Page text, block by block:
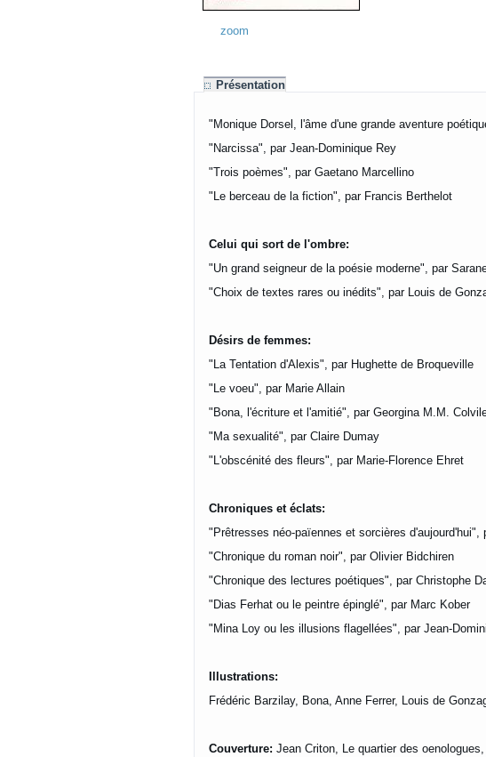
zoom
Présentation
"Monique Dorsel, l'âme d'une grande aventure
"Narcissa", par Jean-Dominique Rey
"Trois poèmes", par Gaetano Marcellino
"Le berceau de la fiction", par Francis Berthelot
Celui qui sort de l'ombre:
"Un grand seigneur de la poésie moderne", par
"Choix de textes rares ou inédits", par Louis de
Désirs de femmes:
"La Tentation d'Alexis", par Hughette de Broqueville
"Le voeu", par Marie Allain
"Bona, l'écriture et l'amitié", par Georgina M.M.
"Ma sexualité", par Claire Dumay
"L'obscénité des fleurs", par Marie-Florence Ehret
Chroniques et éclats:
"Prêtresses néo-païennes et sorcières d'aujourd'hui",
"Chronique du roman noir", par Olivier Bidchiren
"Chronique des lectures poétiques", par Christophe
"Dias Ferhat ou le peintre épinglé", par Marc Kober
"Mina Loy ou les illusions flagellées", par Jean-
Illustrations:
Frédéric Barzilay, Bona, Anne Ferrer, Louis de
Couverture: Jean Criton, Le quartier des